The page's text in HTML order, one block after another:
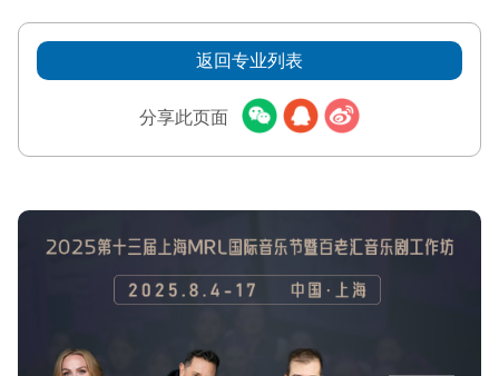
返回专业列表
分享此页面